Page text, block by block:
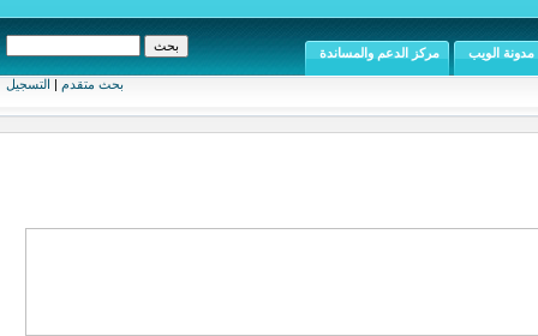
بحث متقدم | التسجيل
مدونة الويب مركز الدعم والمساندة